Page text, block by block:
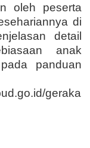
oleh peserta
di
detail
anak
panduan
geraka